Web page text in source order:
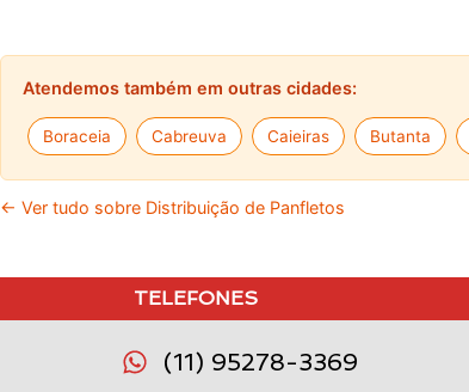
Atendemos também em outras cidades:
Boraceia Cabreuva Caieiras Butanta
← Ver tudo sobre Distribuição de Panfletos
TELEFONES
(11) 95278-3369